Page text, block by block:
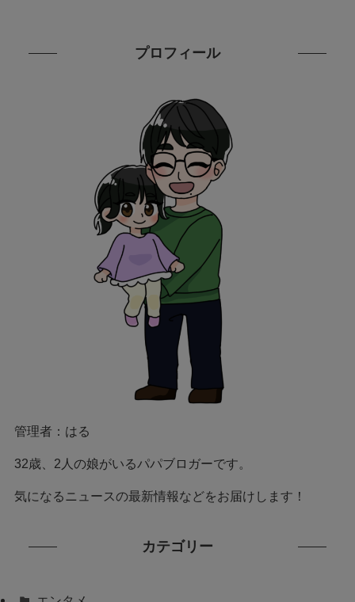
プロフィール
管理者：はる
32歳、2人の娘がいるパパブロガーです。
気になるニュースの最新情報などをお届けします！
カテゴリー